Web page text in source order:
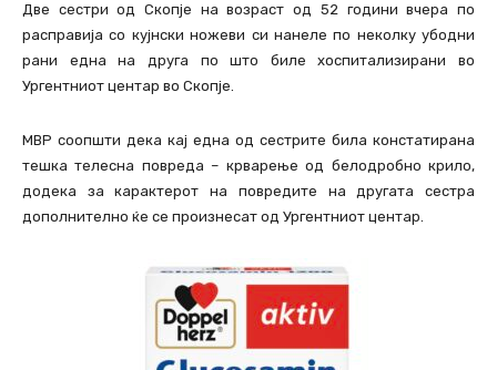
Две сестри од Скопје на возраст од 52 години вчера по
расправија со кујнски ножеви си нанеле по неколку убодни
рани една на друга по што биле хоспитализирани во
Ургентниот центар во Скопје.
МВР соопшти дека кај една од сестрите била констатирана
тешка телесна повреда – крварење од белодробно крило,
додека за карактерот на повредите на другата сестра
дополнително ќе се произнесат од Ургентниот центар.